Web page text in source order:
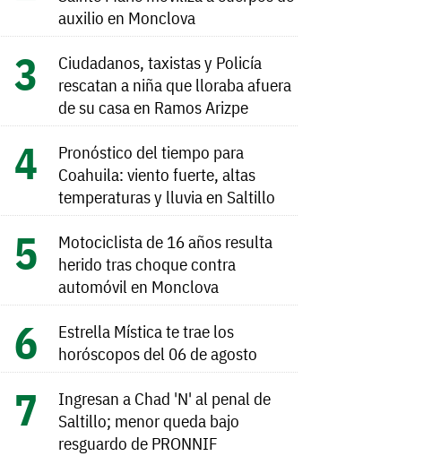
auxilio en Monclova
Ciudadanos, taxistas y Policía
rescatan a niña que lloraba afuera
de su casa en Ramos Arizpe
Pronóstico del tiempo para
Coahuila: viento fuerte, altas
temperaturas y lluvia en Saltillo
Motociclista de 16 años resulta
herido tras choque contra
automóvil en Monclova
Estrella Mística te trae los
horóscopos del 06 de agosto
Ingresan a Chad 'N' al penal de
Saltillo; menor queda bajo
resguardo de PRONNIF